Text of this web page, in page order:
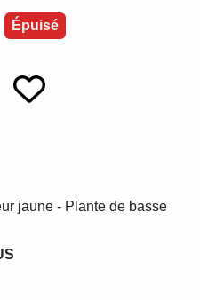
Épuisé
jaune - Plante de basse